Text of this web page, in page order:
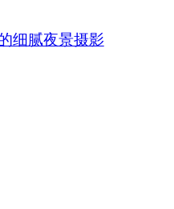
细腻夜景摄影